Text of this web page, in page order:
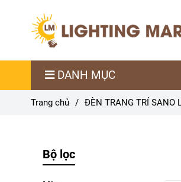
DANH MỤC
Trang chủ / ĐÈN TRANG TRÍ SANO
Bộ lọc